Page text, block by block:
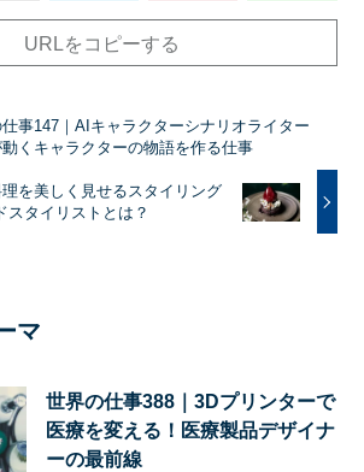
URLをコピーする
事147｜AIキャラクターシナリオライター
動くキャラクターの物語を作る仕事
を美しく見せるスタイリング
スタイリストとは？
マ
世界の仕事388｜3Dプリンターで
医療を変える！医療製品デザイナ
ーの最前線